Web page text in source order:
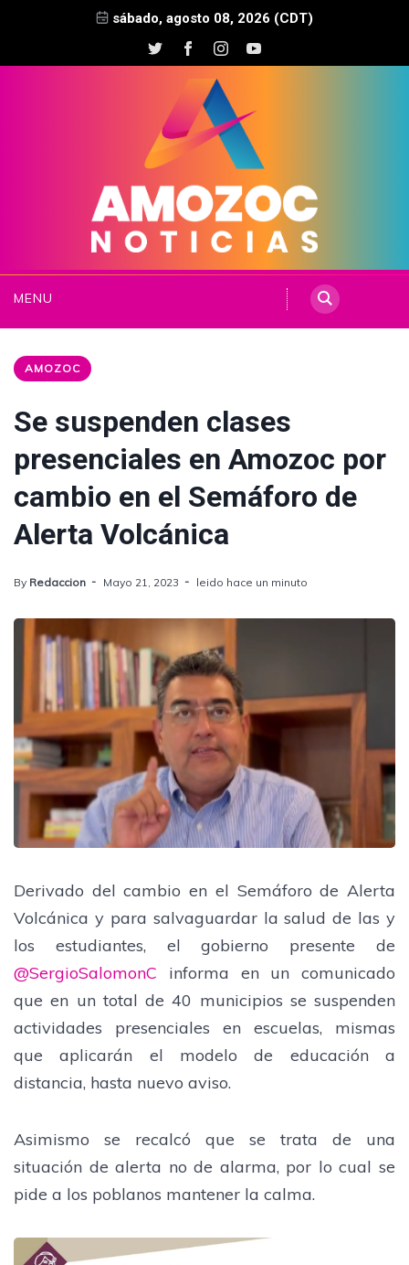
sábado, agosto 08, 2026 (CDT)
MENU
AMOZOC
Se suspenden clases
presenciales en Amozoc por
cambio en el Semáforo de
Alerta Volcánica
By Redaccion Mayo 21, 2023 leido hace un minuto
Derivado del cambio en el Semáforo de Alerta
Volcánica y para salvaguardar la salud de las y
los estudiantes, el gobierno presente de
@SergioSalomonC informa en un comunicado
que en un total de 40 municipios se suspenden
actividades presenciales en escuelas, mismas
que aplicarán el modelo de educación a
distancia, hasta nuevo aviso.
Asimismo se recalcó que se trata de una
situación de alerta no de alarma, por lo cual se
pide a los poblanos mantener la calma.